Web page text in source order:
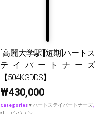
[高麗大学駅][短期]ハートス
テイパートナーズ
【504KGDDS】
₩430,000
Categories♥ ハートステイパートナーズ,